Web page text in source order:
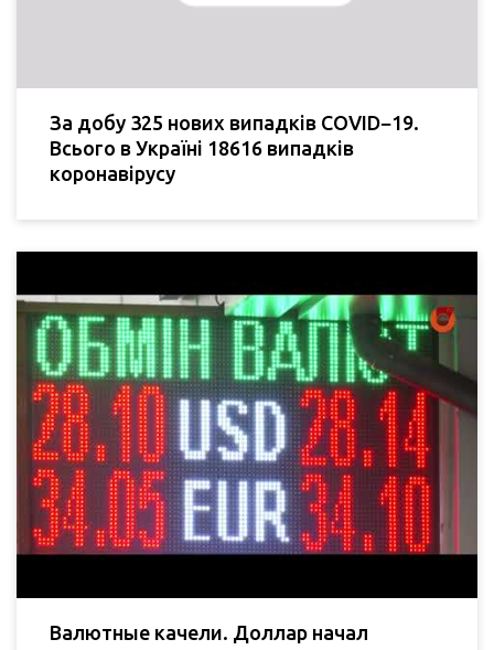
За добу 325 нових випадків COVID−19.
Всього в Україні 18616 випадків
коронавірусу
Валютные качели. Доллар начал